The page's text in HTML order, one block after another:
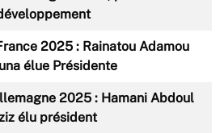
2025 : Rainatou Adamou
élue Présidente
2025 : Hamani Abdoul
élu président